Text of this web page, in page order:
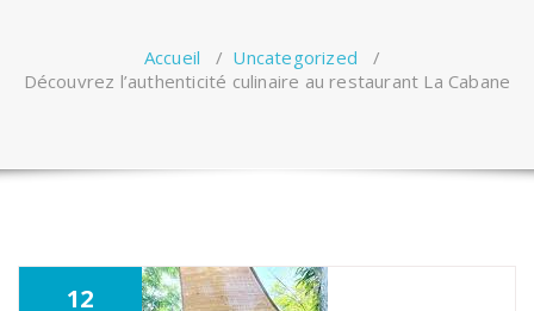
Accueil / Uncategorized /
Découvrez l’authenticité culinaire au restaurant La Cabane
12